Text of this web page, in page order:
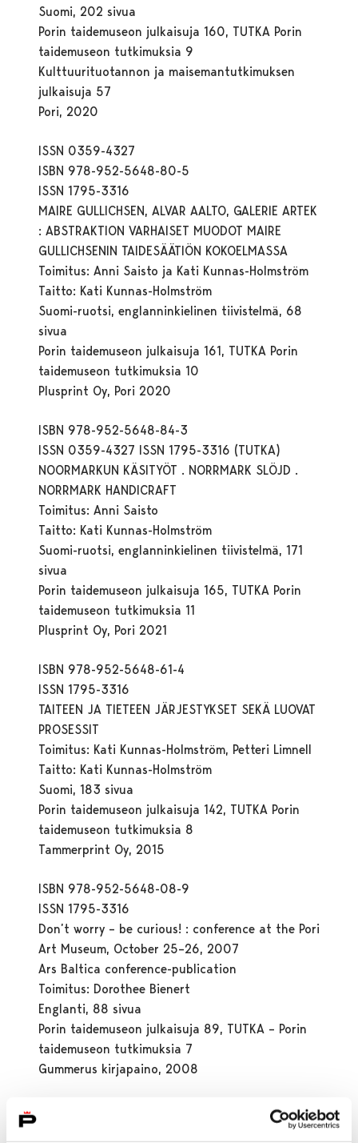
Suomi, 202 sivua
Porin taidemuseon julkaisuja 160, TUTKA Porin
taidemuseon tutkimuksia 9
Kulttuurituotannon ja maisemantutkimuksen
julkaisuja 57
Pori, 2020
ISSN 0359-4327
ISBN 978-952-5648-80-5
ISSN 1795-3316
MAIRE GULLICHSEN, ALVAR AALTO, GALERIE ARTEK
: ABSTRAKTION VARHAISET MUODOT MAIRE
GULLICHSENIN TAIDESÄÄTIÖN KOKOELMASSA
Toimitus: Anni Saisto ja Kati Kunnas-Holmström
Taitto: Kati Kunnas-Holmström
Suomi-ruotsi, englanninkielinen tiivistelmä, 68
sivua
Porin taidemuseon julkaisuja 161, TUTKA Porin
taidemuseon tutkimuksia 10
Plusprint Oy, Pori 2020
ISBN 978-952-5648-84-3
ISSN 0359-4327 ISSN 1795-3316 (TUTKA)
NOORMARKUN KÄSITYÖT . NORRMARK SLÖJD .
NORRMARK HANDICRAFT
Toimitus: Anni Saisto
Taitto: Kati Kunnas-Holmström
Suomi-ruotsi, englanninkielinen tiivistelmä, 171
sivua
Porin taidemuseon julkaisuja 165, TUTKA Porin
taidemuseon tutkimuksia 11
Plusprint Oy, Pori 2021
ISBN 978-952-5648-61-4
ISSN 1795-3316
TAITEEN JA TIETEEN JÄRJESTYKSET SEKÄ LUOVAT
PROSESSIT
Toimitus: Kati Kunnas-Holmström, Petteri Limnell
Taitto: Kati Kunnas-Holmström
Suomi, 183 sivua
Porin taidemuseon julkaisuja 142, TUTKA Porin
taidemuseon tutkimuksia 8
Tammerprint Oy, 2015
ISBN 978-952-5648-08-9
ISSN 1795-3316
Don’t worry – be curious! : conference at the Pori
Art Museum, October 25–26, 2007
Ars Baltica conference-publication
Toimitus: Dorothee Bienert
Englanti, 88 sivua
Porin taidemuseon julkaisuja 89, TUTKA – Porin
taidemuseon tutkimuksia 7
Gummerus kirjapaino, 2008
Hyon-Sob Kim: TUNTEMATON KÄYTTÖVOIMA.